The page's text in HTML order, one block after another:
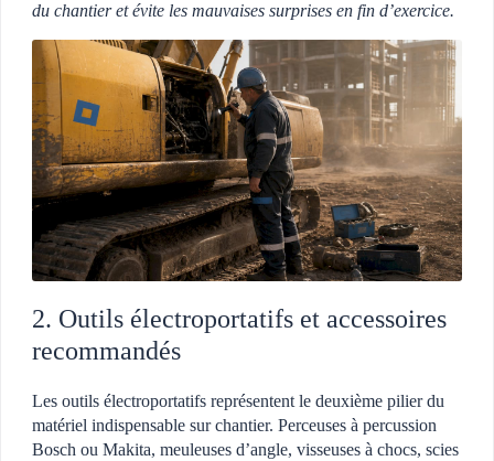
du chantier et évite les mauvaises surprises en fin d’exercice.
2. Outils électroportatifs et accessoires
recommandés
Les outils électroportatifs représentent le deuxième pilier du
matériel indispensable sur chantier. Perceuses à percussion
Bosch ou Makita, meuleuses d’angle, visseuses à chocs, scies